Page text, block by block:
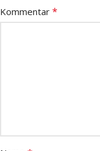
Kommentar *